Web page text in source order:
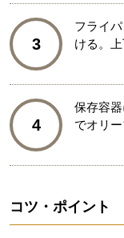
3
フライ
ける。
4
保存容
でオリー
コツ・ポイント